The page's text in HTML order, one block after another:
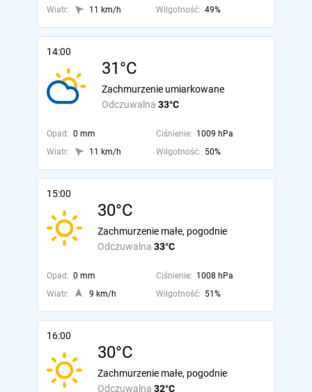
Wiatr:
11 km/h Wilgotność: 49%
14:00
31°C
Odczuwalna 33°C
Zachmurzenie umiarkowane
Opad: 0 mm Ciśnienie: 1009 hPa
Wiatr:
11 km/h Wilgotność: 50%
15:00
30°C
Odczuwalna 33°C
Zachmurzenie małe, pogodnie
Opad: 0 mm Ciśnienie: 1008 hPa
Wiatr:
9 km/h Wilgotność: 51%
16:00
30°C
Odczuwalna 32°C
Zachmurzenie małe, pogodnie